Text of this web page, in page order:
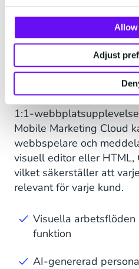
Adjust
Web
Öka kundlojaliteten och
1:1-
Mobile Marketing Cloud
webbspelare och
visuell editor eller HTML,
vilket säkerställer att
relevant för varje kund.
Visuella
funktion
AI-genererad